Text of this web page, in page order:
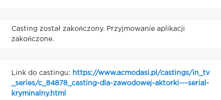
Casting został zakończony. Przyjmowanie aplikacji
zakończone.
Link do castingu: https://www.acmodasi.pl/castings/in_tv
_series/c_84878_casting-dla-zawodowej-aktorki---serial-
kryminalny.html